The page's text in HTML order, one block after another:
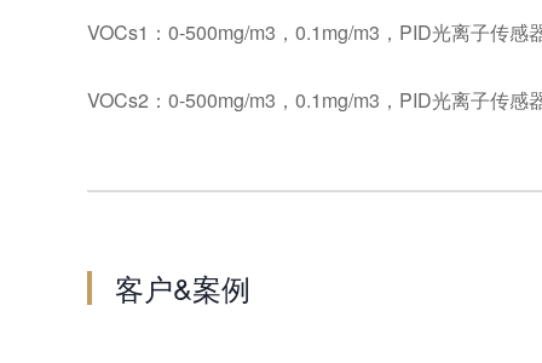
VOCs1：0-500mg/m3，0.1mg/m3，PID光离子传感
VOCs2：0-500mg/m3，0.1mg/m3，PID光离子传感
客户&案例